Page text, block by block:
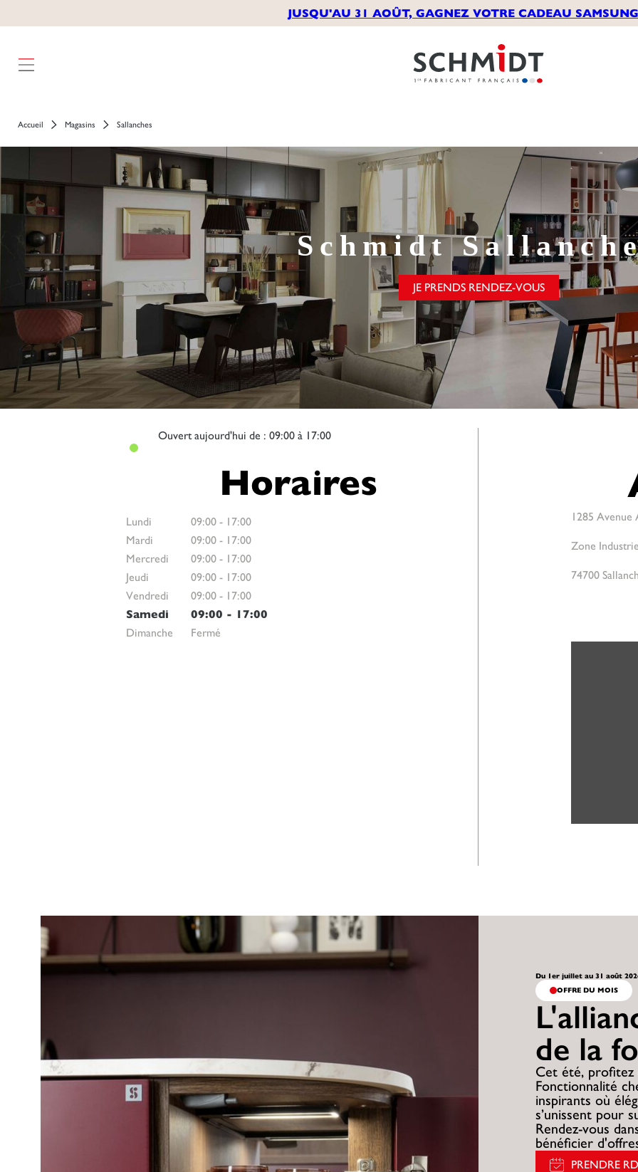
JUSQU'AU 31 AOÛT, GAGNEZ VOTRE CADEAU
Accueil Magasins Sallanches
Schmidt
JE PRENDS RENDEZ-VOUS
Ouvertaujourd'hui de : 09:00 à 17:00
Horaires
Lundi 09:00 - 17:00
Mardi
09:00 - 17:00
Mercredi
09:00 - 17:00
Jeudi
09:00 - 17:00
Vendredi
09:00 - 17:00
Samedi
09:00 - 17:00
Dimanche
Fermé
1285 Avenue
Zone
74700
Du 1er juillet au 31 août
OFFRE DU MOIS
de la
Cet été, profitez
Fonctionnalité
inspirants où
s’unissent pour
Rendez-vous
bénéficier
PRENDRE